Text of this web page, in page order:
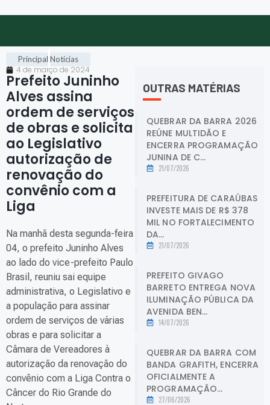
Principal Notícias
4 de março de 2024
Prefeito Juninho
Alves assina
ordem de serviços
de obras e solicita
ao Legislativo
autorização de
renovação do
convênio com a
Liga
Na manhã desta segunda-feira
04, o prefeito Juninho Alves
ao lado do vice-prefeito Paulo
Brasil, reuniu sai equipe
administrativa, o Legislativo e
a população para assinar
ordem de serviços de várias
obras e para solicitar a
Câmara de Vereadores à
autorização da renovação do
convênio com a Liga Contra o
Câncer do Rio Grande do
OUTRAS MATÉRIAS
QUEBRAR DA BARRA 2026
REÚNE MULTIDÃO E
ENCERRA PROGRAMAÇÃO
JUNINA DE C...
21/07/2026
PREFEITURA DE CARAÚBAS
INVESTE MAIS DE R$ 378
MIL NO FORTALECIMENTO
DA...
21/07/2026
PREFEITO GIVAGO
BARRETO ENTREGA NOVA
ILUMINAÇÃO PÚBLICA DA
AVENIDA BEN...
14/07/2026
QUEBRAR DA BARRA COM
BANDA GRAFITH, ENCERRA
OFICIALMENTE A
PROGRAMAÇÃO...
27/06/2026